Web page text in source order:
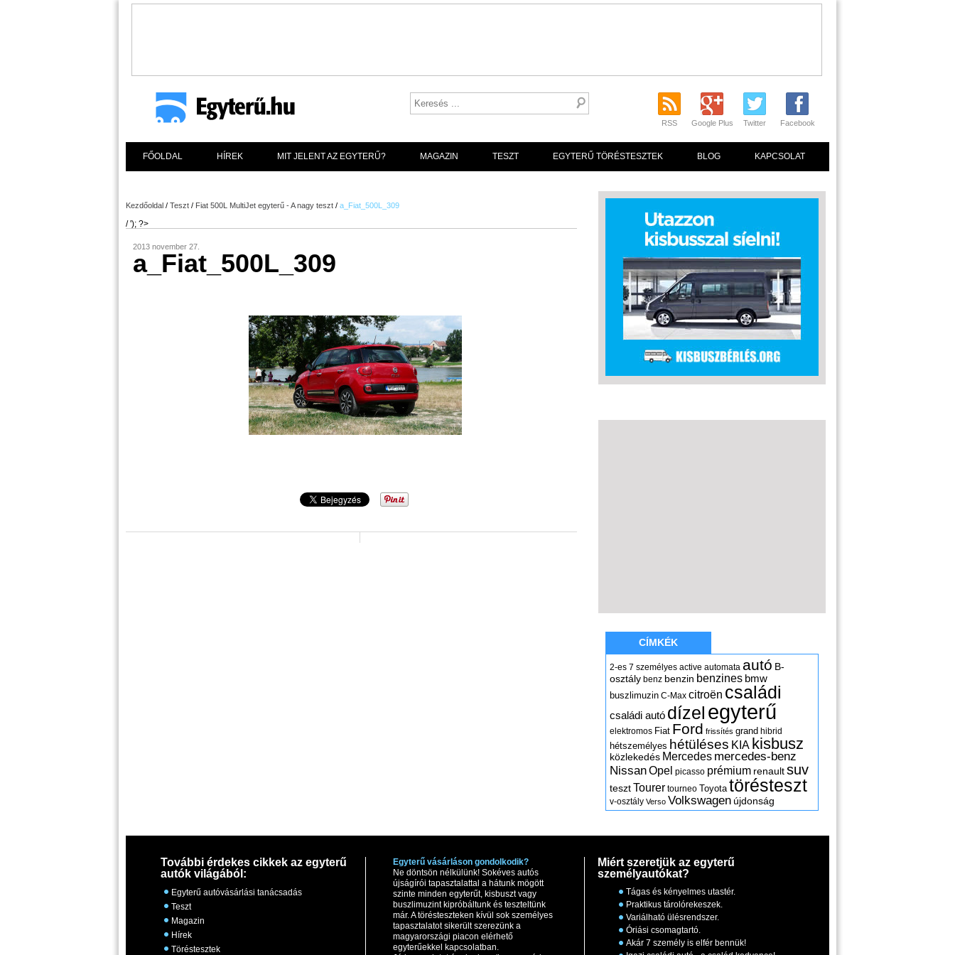
RSS Google Plus Twitter Facebook
FŐOLDAL HÍREK MIT JELENT AZ EGYTERŰ? MAGAZIN TESZT EGYTERŰ TÖRÉSTESZTEK BLOG KAPCSOLAT
Kezdőoldal / Teszt / Fiat 500L MultiJet egyterű - A nagy teszt / a_Fiat_500L_309
/ '); ?>
2013 november 27.
a_Fiat_500L_309
CÍMKÉK
2-es 7 személyes active automata autó B-
osztály benz benzin benzines bmw
buszlimuzin C-Max citroën családi
családi autó dízel egyterű
elektromos Fiat Ford frissítés grand hibrid
hétszemélyes hétüléses KIA kisbusz
közlekedés Mercedes mercedes-benz
NissanOpel picasso prémium renaultsuv
tesztTourer tourneo Toyota törésteszt
v-osztály Verso Volkswagen újdonság
További érdekes cikkek az egyterű
autók világából:
Egyterű autóvásárlási tanácsadás
Teszt
Magazin
Hírek
Töréstesztek
Egyterű vásárláson gondolkodik?
Ne döntsön nélkülünk! Sokéves autós
újságírói tapasztalattal a hátunk mögött
szinte minden egyterűt, kisbuszt vagy
buszlimuzint kipróbáltunk és teszteltünk
már. A törésteszteken kívül sok személyes
tapasztalatot sikerült szerezünk a
magyarországi piacon elérhető
egyterűekkel kapcsolatban.
Miért szeretjük az egyterű
személyautókat?
Tágas és kényelmes utastér.
Praktikus tárolórekeszek.
Variálható ülésrendszer.
Óriási csomagtartó.
Akár 7 személy is elfér bennük!